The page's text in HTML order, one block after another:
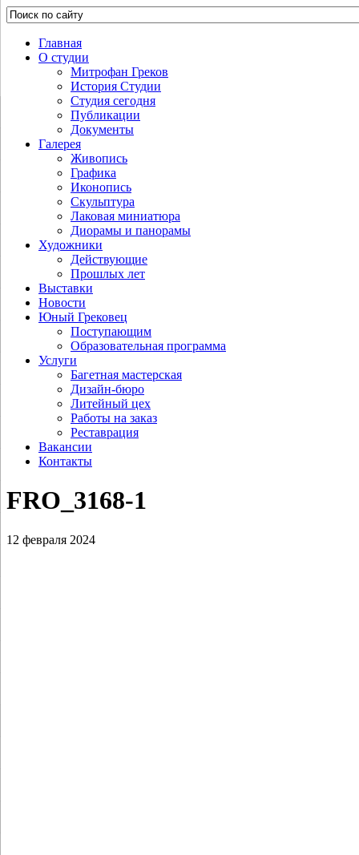
Главная
О студии
Митрофан Греков
История Студии
Студия сегодня
Публикации
Документы
Галерея
Живопись
Графика
Иконопись
Скульптура
Лаковая миниатюра
Диорамы и панорамы
Художники
Действующие
Прошлых лет
Выставки
Новости
Юный Грековец
Поступающим
Образовательная программа
Услуги
Багетная мастерская
Дизайн-бюро
Литейный цех
Работы на заказ
Реставрация
Вакансии
Контакты
FRO_3168‑1
12 февраля 2024